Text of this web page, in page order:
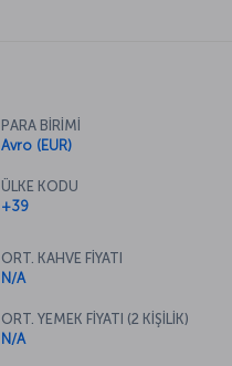
PARA BİRİMİ
Avro (EUR)
ÜLKE KODU
+39
ORT. KAHVE FİYATI
N/A
ORT. YEMEK FİYATI (2 KİŞİLİK)
N/A